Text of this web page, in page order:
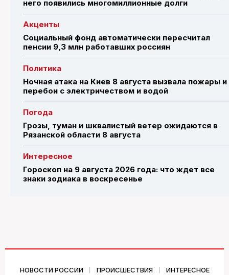
него появились многомиллионные долги
Акценты
Социальный фонд автоматически пересчитал
пенсии 9,3 млн работавших россиян
Политика
Ночная атака на Киев 8 августа вызвала пожары и
перебои с электричеством и водой
Погода
Грозы, туман и шквалистый ветер ожидаются в
Рязанской области 8 августа
Интересное
Гороскоп на 9 августа 2026 года: что ждет все
знаки зодиака в воскресенье
НОВОСТИ РОССИИ ПРОИСШЕСТВИЯ ИНТЕРЕСНОЕ